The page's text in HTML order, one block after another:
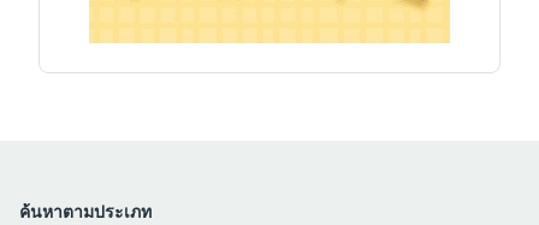
ค้นหาตามประเภท